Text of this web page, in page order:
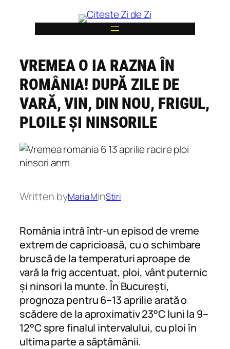
content
VREMEA O IA RAZNA ÎN
ROMÂNIA! DUPĂ ZILE DE
VARĂ, VIN, DIN NOU, FRIGUL,
PLOILE ȘI NINSORILE
Written byMaria MinStiri
România intră într-un episod de vreme
extrem de capricioasă, cu o schimbare
bruscă de la temperaturi aproape de
vară la frig accentuat, ploi, vânt puternic
și ninsori la munte. În București,
prognoza pentru 6–13 aprilie arată o
scădere de la aproximativ 23°C luni la 9–
12°C spre finalul intervalului, cu ploi în
ultima parte a săptămânii.